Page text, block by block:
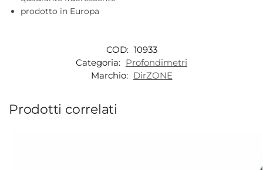
prodotto in Europa
COD: 10933
Categoria: Profondimetri
Marchio: DirZONE
Prodotti correlati